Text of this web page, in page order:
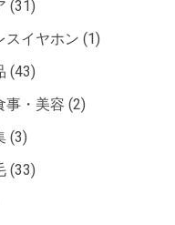
(31)
スイヤホン (1)
(43)
事・美容 (2)
(3)
(33)